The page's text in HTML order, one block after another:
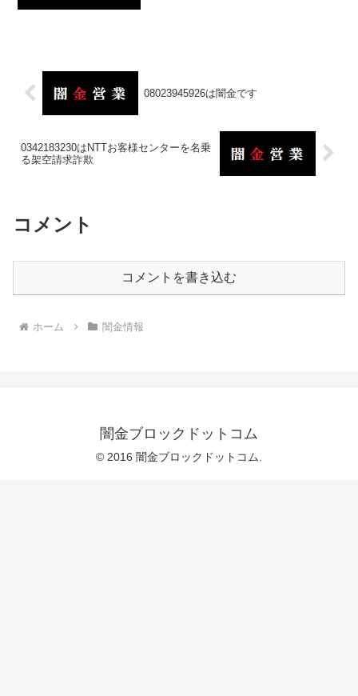
08023945926は闇金です
0342183230はNTTお客様センターを名乗
る架空請求詐欺
コメント
コメントを書き込む
ホーム 闇金情報
闇金ブロックドットコム
© 2016 闇金ブロックドットコム.